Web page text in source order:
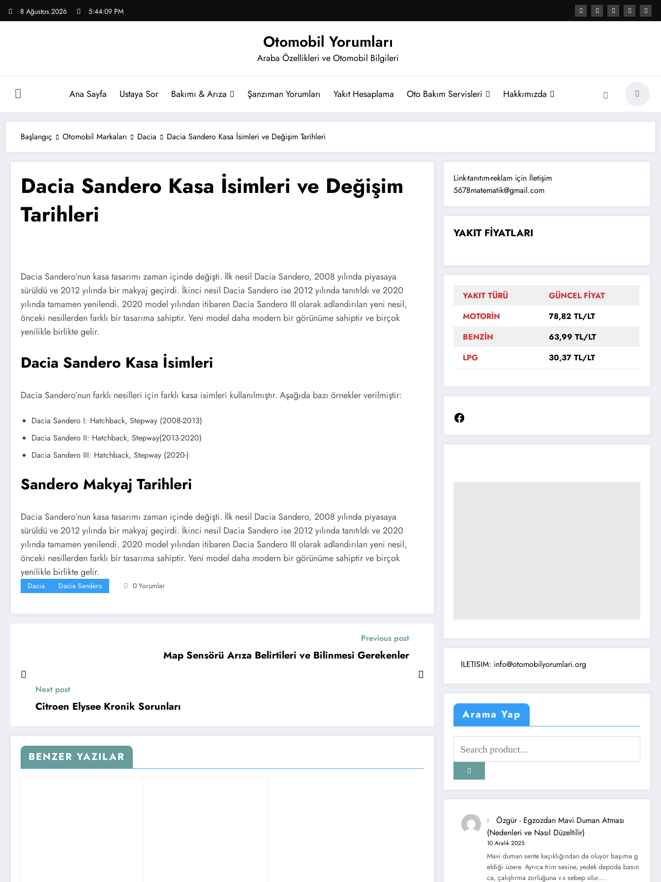
8 Ağustos 2026 5:44:10 PM
Otomobil Yorumları
Araba Özellikleri ve Otomobil Bilgileri
Ana Sayfa Ustaya Sor Bakımı & Arıza Şanzıman Yorumları Yakıt Hesaplama Oto Bakım Servisleri Hakkımızda
Başlangıç Otomobil Markaları Dacia Dacia Sandero Kasa İsimleri ve Değişim Tarihleri
Dacia Sandero Kasa İsimleri ve Değişim
Tarihleri
Dacia Sandero’nun kasa tasarımı zaman içinde değişti. İlk nesil Dacia Sandero, 2008 yılında piyasaya
sürüldü ve 2012 yılında bir makyaj geçirdi. İkinci nesil Dacia Sandero ise 2012 yılında tanıtıldı ve 2020
yılında tamamen yenilendi. 2020 model yılından itibaren Dacia Sandero III olarak adlandırılan yeni nesil,
önceki nesillerden farklı bir tasarıma sahiptir. Yeni model daha modern bir görünüme sahiptir ve birçok
yenilikle birlikte gelir.
Dacia Sandero Kasa İsimleri
Dacia Sandero’nun farklı nesilleri için farklı kasa isimleri kullanılmıştır. Aşağıda bazı örnekler verilmiştir:
Dacia Sandero I: Hatchback, Stepway (2008-2013)
Dacia Sandero II: Hatchback, Stepway(2013-2020)
Dacia Sandero III: Hatchback, Stepway (2020-)
Sandero Makyaj Tarihleri
Dacia Sandero’nun kasa tasarımı zaman içinde değişti. İlk nesil Dacia Sandero, 2008 yılında piyasaya
sürüldü ve 2012 yılında bir makyaj geçirdi. İkinci nesil Dacia Sandero ise 2012 yılında tanıtıldı ve 2020
yılında tamamen yenilendi. 2020 model yılından itibaren Dacia Sandero III olarak adlandırılan yeni nesil,
önceki nesillerden farklı bir tasarıma sahiptir. Yeni model daha modern bir görünüme sahiptir ve birçok
yenilikle birlikte gelir.
Dacia Dacia Sandero 0 Yorumlar
Previous post
Map Sensörü Arıza Belirtileri ve Bilinmesi Gerekenler
Next post
Citroen Elysee Kronik Sorunları
BENZER YAZILAR
Link-tanıtım-reklam için İletişim
5678matematik@gmail.com
YAKIT FİYATLARI
YAKIT TÜRÜ
GÜNCEL FİYAT
MOTORİN
78,82 TL/LT
BENZİN
63,99 TL/LT
LPG
30,37 TL/LT
Facebook
ILETISIM: info@otomobilyorumlari.org
Arama Yap
Özgür- Egzozdan Mavi Duman Atması
(Nedenleri ve Nasıl Düzeltilir)
10 Aralık 2025
Mavi duman sente kaçıklığından da oluyor başıma g
eldiği üzere. Ayrıca trim sesine, yedek depoda basın
ca, çalıştırma zorluğuna v.s sebep olur.…